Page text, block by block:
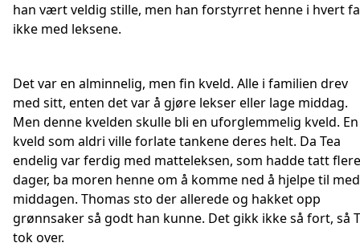
han vært veldig stille, men han forstyrret henne i hvert
ikke med leksene.
Det var en alminnelig, men fin kveld. Alle i familien drev
med sitt, enten det var å gjøre lekser eller lage middag.
Men denne kvelden skulle bli en uforglemmelig kveld. En
kveld som aldri ville forlate tankene deres helt. Da Tea
endelig var ferdig med matteleksen, som hadde tatt flere
dager, ba moren henne om å komme ned å hjelpe til med
middagen. Thomas sto der allerede og hakket opp
grønnsaker så godt han kunne. Det gikk ikke så fort, så
tok over.